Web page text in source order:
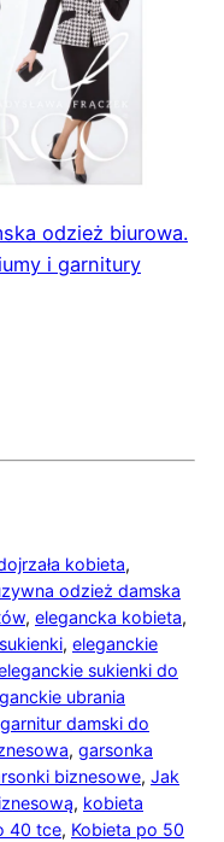
odzież biurowa.
i garnitury
kobieta,
odzież damska
, elegancka kobieta,
, eleganckie
sukienki do
ubrania
garnitur damski do
, garsonka
biznesowe, Jak
, kobieta
40 tce, Kobieta po 50